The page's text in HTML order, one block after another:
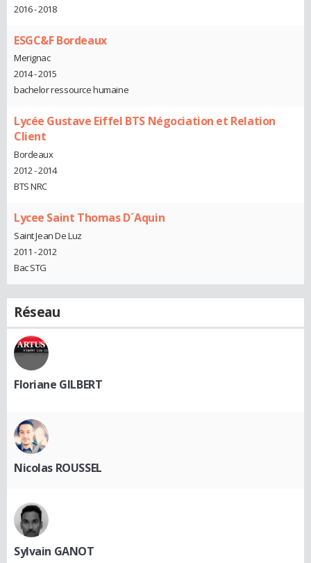
2016 - 2018
ESGC&F Bordeaux
Merignac
2014 - 2015
bachelor ressource humaine
Lycée Gustave Eiffel BTS Négociation et Relation
Client
Bordeaux
2012 - 2014
BTS NRC
Lycee Saint Thomas D´Aquin
Saint Jean De Luz
2011 - 2012
Bac STG
Réseau
Floriane GILBERT
Nicolas ROUSSEL
Sylvain GANOT